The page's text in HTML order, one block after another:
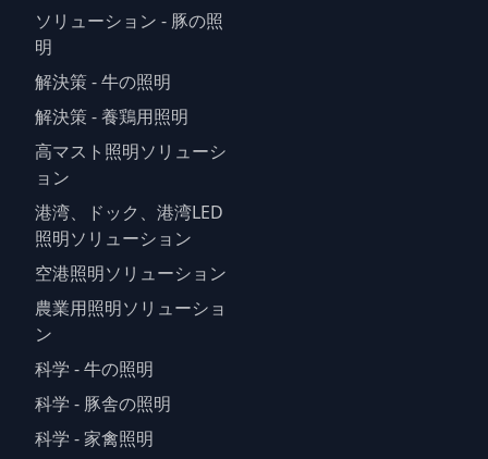
ソリューション - 豚の照
明
解決策 - 牛の照明
解決策 - 養鶏用照明
高マスト照明ソリューシ
ョン
港湾、ドック、港湾LED
照明ソリューション
空港照明ソリューション
農業用照明ソリューショ
ン
科学 - 牛の照明
科学 - 豚舎の照明
科学 - 家禽照明